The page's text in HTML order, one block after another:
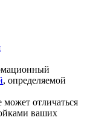
, определяемой
отличаться
ваших